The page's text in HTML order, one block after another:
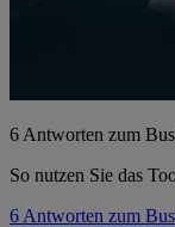
6 Antworten zum
So nutzen Sie das
6 Antworten zum